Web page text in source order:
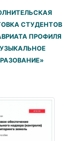
СТУДЕНТОВ
ПРОФИЛЯ